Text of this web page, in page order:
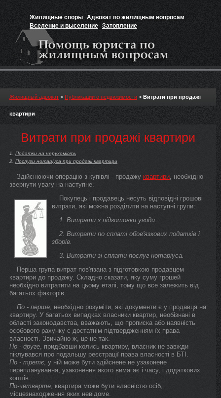
Жилищные споры Адвокат по жилищным вопросам
Вселение и выселение Затопление
Признание прав на жильё
Жилищный адвокат > Публикации о недвижимости > Витрати при продажі
квартири
Витрати при продажі квартири
Податки на нерухомість
Послуги нотаріуса при продажі квартири
Здійснюючи операцію з купівлі - продажу квартири, необхідно
звернути увагу на наступне.
Покупець і продавець несуть відповідні грошові
витрати, які можна розділити на наступні групи:
1. Витрати з підготовки угоди.
2. Витрати по сплаті обов'язкових податків і
зборів.
3. Витрати зі сплати послуг нотаріуса.
Перша група витрат пов'язана з підготовкою продавцем
квартири до продажу. Складно сказати, яку суму грошей
необхідно витратити на цьому етапі, тому що все залежить від
багатьох факторів.
По - перше, необхідно розуміти, які документи є у продавця на
квартиру. У багатьох випадках власники квартир, необізнані в
області законодавства, вважають, що прописка або наявність
особового рахунку є достатнім підтвердженням їх права
власності. Звичайно ж, це не так.
По - друге, придбавши колись квартиру, власник не завжди
піклувався про подальшу реєстрації права власності в БТІ.
По - третє, у ній може бути здійснене не узаконене
перепланування, узаконення якого вимагає і часу, і додаткових
коштів.
По-четверте, квартира може бути власністю осіб,
місцезнаходження яких невідоме.